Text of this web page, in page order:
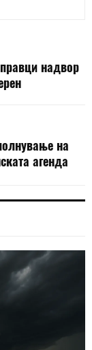
правци надвор
на
агенда